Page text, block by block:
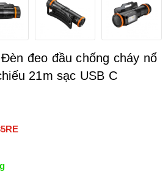
đeo đầu chống cháy nổ
21m sạc USB C